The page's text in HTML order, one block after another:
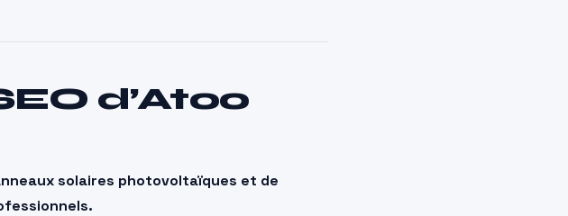
d’Atoo
solaires photovoltaïques et de